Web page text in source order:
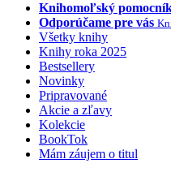
Knihomoľský
Odporúčame pre vás
Všetky knihy
Knihy roka 2025
Bestsellery
Novinky
Pripravované
Akcie a zľavy
Kolekcie
BookTok
Mám záujem o titul